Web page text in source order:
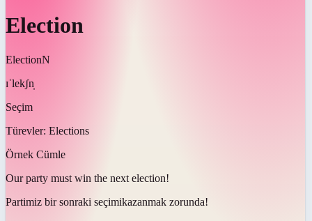
Election
ElectionN
ɪˈlekʃn̩
Seçim
Türevler: Elections
Örnek Cümle
Our party must win the next election!
Partimiz bir sonraki seçimikazanmak zorunda!